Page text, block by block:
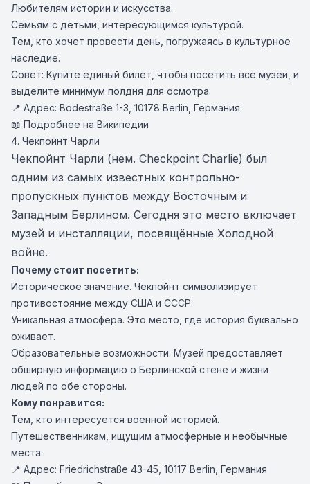
Любителям истории и искусства.
Семьям с детьми, интересующимся культурой.
Тем, кто хочет провести день, погружаясь в культурное
наследие.
Совет: Купите единый билет, чтобы посетить все музеи, и
выделите минимум полдня для осмотра.
📍 Адрес: Bodestraße 1-3, 10178 Berlin, Германия
📖 Подробнее на Википедии
4. Чекпойнт Чарли
Чекпойнт Чарли (нем. Checkpoint Charlie) был
одним из самых известных контрольно-
пропускных пунктов между Восточным и
Западным Берлином. Сегодня это место включает
музей и инсталляции, посвящённые Холодной
войне.
Почему стоит посетить:
Историческое значение. Чекпойнт символизирует
противостояние между США и СССР.
Уникальная атмосфера. Это место, где история буквально
оживает.
Образовательные возможности. Музей предоставляет
обширную информацию о Берлинской стене и жизни
людей по обе стороны.
Кому понравится:
Тем, кто интересуется военной историей.
Путешественникам, ищущим атмосферные и необычные
места.
📍 Адрес: Friedrichstraße 43-45, 10117 Berlin, Германия